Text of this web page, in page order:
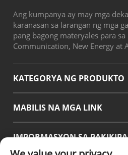
Ang kumpanya ay may mga
karanasan sa larangan ng mga
pang bagong materyales para sa
Communication, New Energy at
KATEGORYA NG PRODUKTO
MABILIS NA MGA LINK
IMPORMASYON SA